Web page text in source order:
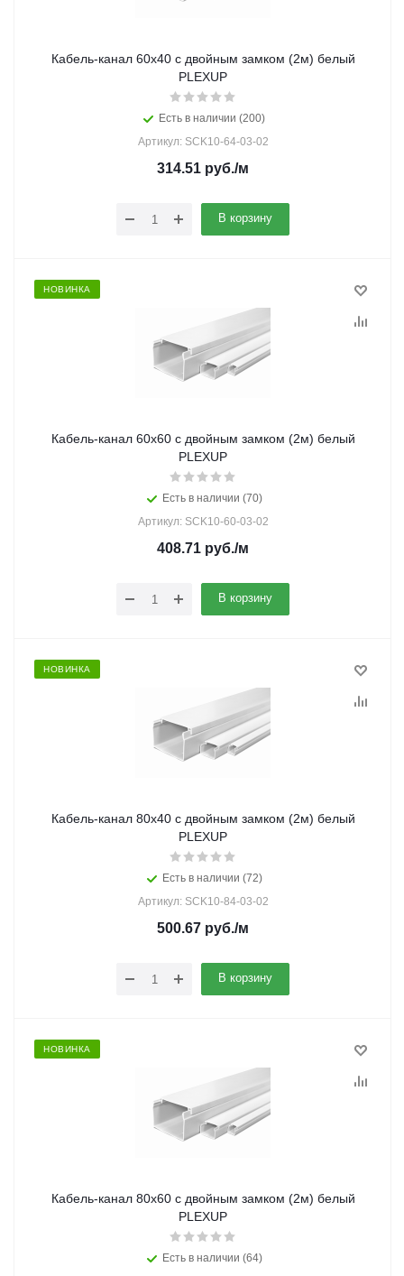
Кабель-канал 60х40 с двойным замком (2м) белый
PLEXUP
Есть в наличии (200)
Артикул: SCK10-64-03-02
314.51 руб./м
В корзину
НОВИНКА
Кабель-канал 60х60 с двойным замком (2м) белый
PLEXUP
Есть в наличии (70)
Артикул: SCK10-60-03-02
408.71 руб./м
В корзину
НОВИНКА
Кабель-канал 80х40 с двойным замком (2м) белый
PLEXUP
Есть в наличии (72)
Артикул: SCK10-84-03-02
500.67 руб./м
В корзину
НОВИНКА
Кабель-канал 80х60 с двойным замком (2м) белый
PLEXUP
Есть в наличии (64)